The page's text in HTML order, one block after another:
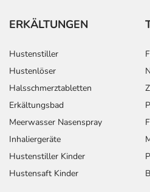
ERKÄLTUNGEN
Hustenstiller
Hustenlöser
Halsschmerztabletten
Erkältungsbad
Meerwasser Nasenspray
Inhaliergeräte
Hustenstiller Kinder
Hustensaft Kinder